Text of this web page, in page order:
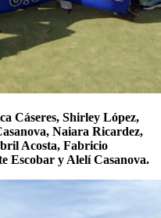
Cáseres, Shirley López,
Naiara Ricardez,
Acosta, Fabricio
Escobar y Alelí Casanova.